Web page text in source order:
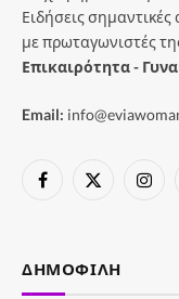
Ειδήσεις
με πρωταγωνιστές
Επικαιρότητα -
Email:
Facebook
X
ΔΗΜΟΦΙΛΉ